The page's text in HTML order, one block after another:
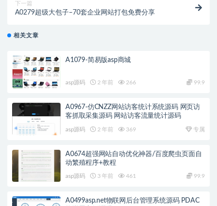
下一篇
A0279超级大包子–70套企业网站打包免费分享
相关文章
A1079-简易版asp商城
asp源码 2 年前 266 99.9
A0967-仿CNZZ网站访客统计系统源码 网页访
客抓取采集源码 网站访客流量统计源码
asp源码 2 年前 369 专属
A0674超强网站自动优化神器/百度爬虫页面自
动繁殖程序+教程
asp源码 3 年前 461 99.9
A0499asp.net物联网后台管理系统源码 PDAC